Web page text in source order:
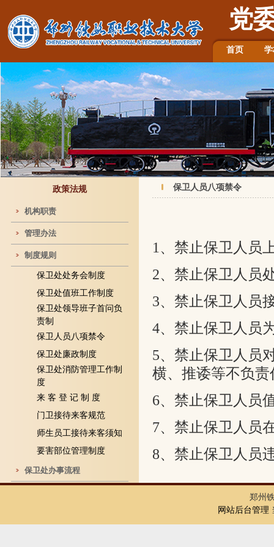
党
首页
政策法规
机构职责
管理办法
制度规则
保卫处处务会制度
保卫处值班工作制度
保卫处领导班子首问负
责制
保卫人员八项禁令
保卫处廉政制度
保卫处消防管理工作制
度
来 客 登 记 制 度
门卫接待来客规范
师生员工接待来客须知
要害部位管理制度
保卫处办事流程
保卫人员八项禁令
1 、禁止保卫人员
2、禁止保卫人员
3、禁止保卫人员
4、禁止保卫人员
5、禁止保卫人员
横、推诿等不负
6、禁止保卫人员
7、禁止保卫人员
8、禁止保卫人员
郑州
网站后台管理